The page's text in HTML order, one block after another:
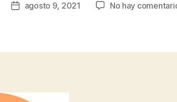
Fechaagosto 9, 2021 No hay